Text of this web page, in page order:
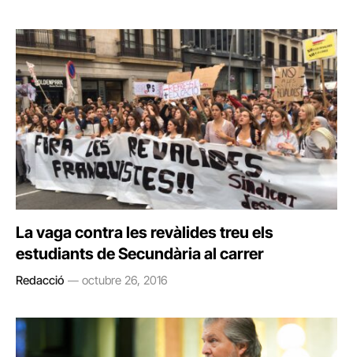
La vaga contra les revàlides treu els
estudiants de Secundària al carrer
Redacció octubre 26, 2016